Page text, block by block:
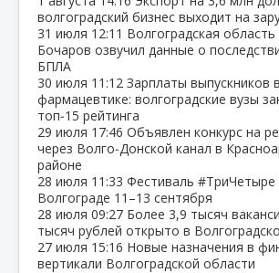
волгоградский бизнес выходит на
31 июля 12:11 Волгоградская
Бочаров озвучил данные о
БПЛА
30 июля 11:12 Зарплаты выпускников
фармацевтике: волгоградские вузы
топ‑15 рейтинга
29 июля 17:46 Объявлен конкурс на
через Волго‑Донской канал в
районе
28 июля 11:33 Фестиваль #ТриЧетыре
Волгограде 11–13 сентября
28 июля 09:27 Более 3,9 тысяч
тысяч рублей открыто в
27 июля 15:16 Новые назначения в
вертикали Волгоградской области